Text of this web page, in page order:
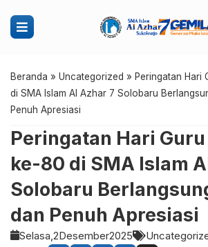
Beranda » Uncategorized » Peringatan Hari
di SMA Islam Al Azhar 7 Solobaru
Penuh Apresiasi
Peringatan Hari
ke-80 di SMA Islam
Solobaru
dan Penuh Apresiasi
Selasa,2Desember2025